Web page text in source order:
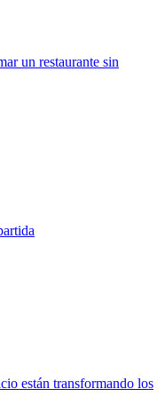
un restaurante sin
están transformando los